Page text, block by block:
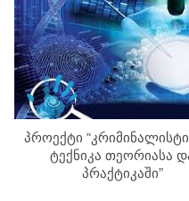
პროექტი
ტექნიკა თეორიასა
პრაქტიკაში”